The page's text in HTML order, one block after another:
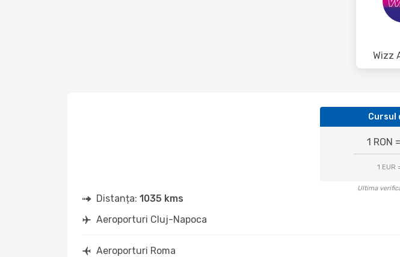
Wizz
Cursul
1 RON
1 EUR
Ultima
Distanța: 1035 kms
Aeroporturi Cluj-Napoca
Aeroporturi Roma